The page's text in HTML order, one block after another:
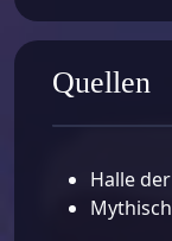
Quellen
Halle